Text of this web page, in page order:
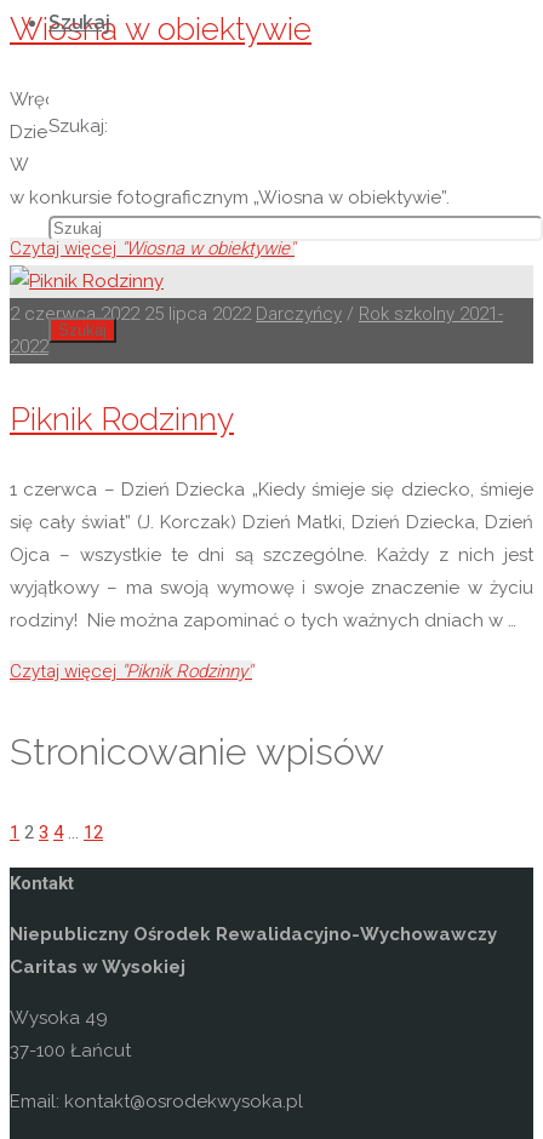
Szukaj
Szukaj:
Szukaj
Wiosna w obiektywie
Wręczenie nagród 1 czerwca świętowaliśmy Dzień
Dziecka! Nie była to jednak jedyna okazja do świętowania.
W tym dniu zostały uroczyście wręczone nagrody
w konkursie fotograficznym „Wiosna w obiektywie”.
Czytaj więcej "Wiosna w obiektywie"
2 czerwca 2022 25 lipca 2022 Darczyńcy / Rok szkolny 2021-
2022
Piknik Rodzinny
1 czerwca – Dzień Dziecka „Kiedy śmieje się dziecko, śmieje
się cały świat” (J. Korczak) Dzień Matki, Dzień Dziecka, Dzień
Ojca – wszystkie te dni są szczególne. Każdy z nich jest
wyjątkowy – ma swoją wymowę i swoje znaczenie w życiu
rodziny! Nie można zapominać o tych ważnych dniach w …
Czytaj więcej "Piknik Rodzinny"
Stronicowanie wpisów
1 2 3 4 … 12
Kontakt
Niepubliczny Ośrodek Rewalidacyjno-Wychowawczy
Caritas w Wysokiej
Wysoka 49
37-100 Łańcut
Email: kontakt@osrodekwysoka.pl